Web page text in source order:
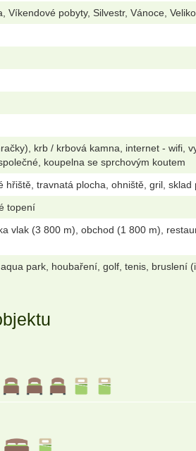
pobyty, Silvestr, Vánoce,
krb / krbová kamna, internet - wifi,
koupelna se sprchovým koutem
travnatá plocha, ohniště, gril,
topení
vlak (3 800 m), obchod (1 800 m),
park, houbaření, golf, tenis, bruslení